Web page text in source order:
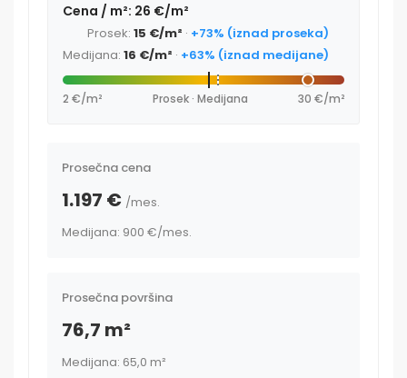
Cena / m²: 26 €/m²
Prosek: 15 €/m² · +73% (iznad proseka)
Medijana: 16 €/m² · +63% (iznad medijane)
2 €/m² Prosek · Medijana 30 €/m²
Prosečna cena
1.197 € /mes.
Medijana: 900 €/mes.
Prosečna površina
76,7 m²
Medijana: 65,0 m²